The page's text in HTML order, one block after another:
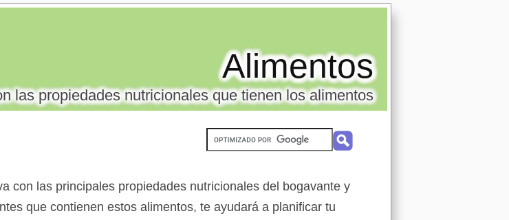
Alimentos
las propiedades nutricionales que tienen los alimentos
con las principales propiedades nutricionales del bogavante y
que contienen estos alimentos, te ayudará a planificar tu